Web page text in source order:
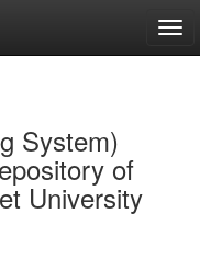
System)
of
University